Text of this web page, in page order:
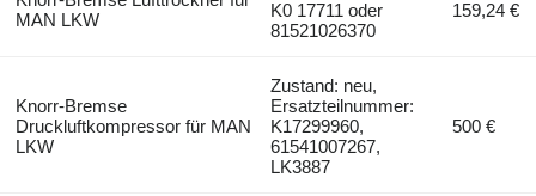
MAN LKW
K0 17711 oder
81521026370
159,24 €
Knorr-Bremse
Druckluftkompressor für MAN
LKW
Zustand: neu,
Ersatzteilnummer:
K17299960,
61541007267,
LK3887
500 €